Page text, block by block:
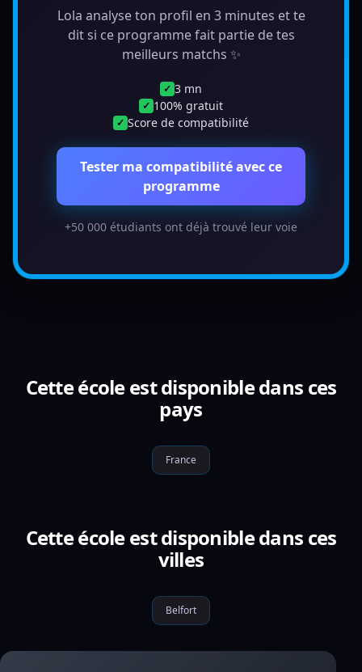
Lola analyse ton profil en 3 minutes et te
dit si ce programme fait partie de tes
meilleurs matchs ✨
✓ 3 mn
✓ 100% gratuit
✓ Score de compatibilité
Tester ma compatibilité avec ce
programme
+50 000 étudiants ont déjà trouvé leur voie
Cette école est disponible dans ces
pays
France
Cette école est disponible dans ces
villes
Belfort